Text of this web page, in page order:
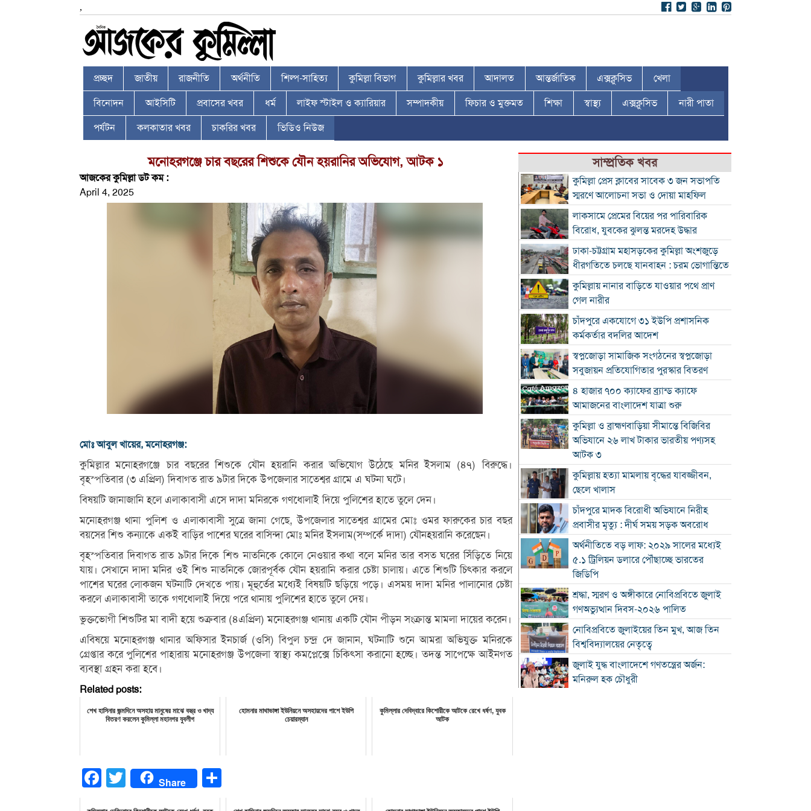
,
প্রচ্ছদ জাতীয় রাজনীতি অর্থনীতি শিল্প-সাহিত্য কুমিল্লা বিভাগ কুমিল্লার খবর আদালত আন্তর্জাতিক এক্সক্লুসিভ খেলা
বিনোদন আইসিটি প্রবাসের খবর ধর্ম লাইফ স্টাইল ও ক্যারিয়ার সম্পাদকীয় ফিচার ও মুক্তমত শিক্ষা স্বাস্থ্য এক্সক্লুসিভ নারী পাতা
পর্যটন কলকাতার খবর চাকরির খবর ভিডিও নিউজ
মনোহরগঞ্জে চার বছরের শিশুকে যৌন হয়রানির অভিযোগ, আটক ১
আজকের কুমিল্লা ডট কম :
April 4, 2025
মোঃ আবুল খায়ের, মনোহরগঞ্জ:
কুমিল্লার মনোহরগঞ্জে চার বছরের শিশুকে যৌন হয়রানি করার অভিযোগ উঠেছে মনির ইসলাম (৪৭) বিরুদ্ধে।
বৃহস্পতিবার (৩ এপ্রিল) দিবাগত রাত ৯টার দিকে উপজেলার সাতেশ্বর গ্রামে এ ঘটনা ঘটে।
বিষয়টি জানাজানি হলে এলাকাবাসী এসে দাদা মনিরকে গণধোলাই দিয়ে পুলিশের হাতে তুলে দেন।
মনোহরগঞ্জ থানা পুলিশ ও এলাকাবাসী সুত্রে জানা গেছে, উপজেলার সাতেশ্বর গ্রামের মোঃ ওমর ফারুকের চার বছর
বয়সের শিশু কন্যাকে একই বাড়ির পাশের ঘরের বাসিন্দা মোঃ মনির ইসলাম(সম্পর্কে দাদা) যৌনহয়রানি করেছেন।
বৃহস্পতিবার দিবাগত রাত ৯টার দিকে শিশু নাতনিকে কোলে নেওয়ার কথা বলে মনির তার বসত ঘরের সিঁড়িতে নিয়ে
যায়। সেখানে দাদা মনির ওই শিশু নাতনিকে জোরপূর্বক যৌন হয়রানি করার চেষ্টা চালায়। এতে শিশুটি চিৎকার করলে
পাশের ঘরের লোকজন ঘটনাটি দেখতে পায়। মূহুর্তের মধ্যেই বিষয়টি ছড়িয়ে পড়ে। এসময় দাদা মনির পালানোর চেষ্টা
করলে এলাকাবাসী তাকে গণধোলাই দিয়ে পরে থানায় পুলিশের হাতে তুলে দেয়।
ভুক্তভোগী শিশুটির মা বাদী হয়ে শুক্রবার (৪এপ্রিল) মনোহরগঞ্জ থানায় একটি যৌন পীড়ন সংক্রান্ত মামলা দায়ের করেন।
এবিষয়ে মনোহরগঞ্জ থানার অফিসার ইনচার্জ (ওসি) বিপুল চন্দ্র দে জানান, ঘটনাটি শুনে আমরা অভিযুক্ত মনিরকে
গ্রেপ্তার করে পুলিশের পাহারায় মনোহরগঞ্জ উপজেলা স্বাস্থ্য কমপ্লেক্সে চিকিৎসা করানো হচ্ছে। তদন্ত সাপেক্ষে আইনগত
ব্যবস্থা গ্রহন করা হবে।
Related posts:
শেখ হাসিনার জন্মদিনে অসহায় মানুষের মাঝে বস্ত্র ও খাদ্য
বিতরণ করলেন কুমিল্লা মহানগর যুবলীগ
হোমনার মাথাভাঙ্গা ইউনিয়নে অসহায়দের পাশে ইউপি
চেয়ারম্যান
কুমিল্লার দেবিদ্বারে কিশোরীকে আটকে রেখে ধর্ষণ, যুবক
আটক
Facebook
Twitter Share
সাম্প্রতিক খবর
কুমিল্লা প্রেস ক্লাবের সাবেক ৩ জন সভাপতি
স্মরণে আলোচনা সভা ও দোয়া মাহফিল
লাকসামে প্রেমের বিয়ের পর পারিবারিক
বিরোধ, যুবকের ঝুলন্ত মরদেহ উদ্ধার
ঢাকা-চট্টগ্রাম মহাসড়কের কুমিল্লা অংশজুড়ে
ধীরগতিতে চলছে যানবাহন : চরম ভোগান্তিতে
কুমিল্লায় নানার বাড়িতে যাওয়ার পথে প্রাণ
গেল নারীর
চাঁদপুরে একযোগে ৩১ ইউপি প্রশাসনিক
কর্মকর্তার বদলির আদেশ
স্বপ্নজোড়া সামাজিক সংগঠনের স্বপ্নজোড়া
সবুজায়ন প্রতিযোগিতার পুরস্কার বিতরণ
৪ হাজার ৭০০ ক্যাফের ব্র্যান্ড ক্যাফে
আমাজনের বাংলাদেশ যাত্রা শুরু
কুমিল্লা ও ব্রাহ্মণবাড়িয়া সীমান্তে বিজিবির
অভিযানে ২৬ লাখ টাকার ভারতীয় পণ্যসহ
আটক ৩
কুমিল্লায় হত্যা মামলায় বৃদ্ধের যাবজ্জীবন,
ছেলে খালাস
চাঁদপুরে মাদক বিরোধী অভিযানে নিরীহ
প্রবাসীর মৃত্যু : দীর্ঘ সময় সড়ক অবরোধ
অর্থনীতিতে বড় লাফ: ২০২৯ সালের মধ্যেই
৫.১ ট্রিলিয়ন ডলারে পৌঁছাচ্ছে ভারতের
জিডিপি
শ্রদ্ধা, স্মরণ ও অঙ্গীকারে নোবিপ্রবিতে জুলাই
গণঅভ্যুত্থান দিবস-২০২৬ পালিত
নোবিপ্রবিতে জুলাইয়ের তিন মুখ, আজ তিন
বিশ্ববিদ্যালয়ের নেতৃত্বে
জুলাই যুদ্ধ বাংলাদেশে গণতন্ত্রের অর্জন:
মনিরুল হক চৌধুরী